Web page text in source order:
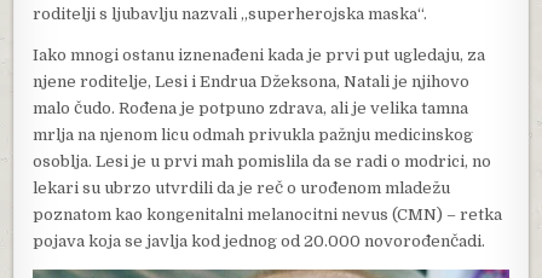
roditelji s ljubavlju nazvali „superherojska maska“.
Iako mnogi ostanu iznenađeni kada je prvi put ugledaju, za
njene roditelje, Lesi i Endrua Džeksona, Natali je njihovo
malo čudo. Rođena je potpuno zdrava, ali je velika tamna
mrlja na njenom licu odmah privukla pažnju medicinskog
osoblja. Lesi je u prvi mah pomislila da se radi o modrici, no
lekari su ubrzo utvrdili da je reč o urođenom mladežu
poznatom kao kongenitalni melanocitni nevus (CMN) – retka
pojava koja se javlja kod jednog od 20.000 novorođenčadi.